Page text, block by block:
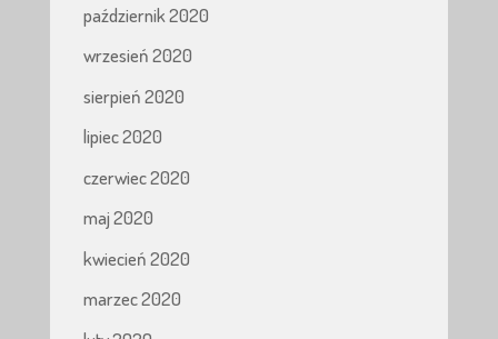
październik 2020
wrzesień 2020
sierpień 2020
lipiec 2020
czerwiec 2020
maj 2020
kwiecień 2020
marzec 2020